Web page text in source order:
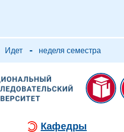
Идет - неделя семестра
Кафедры